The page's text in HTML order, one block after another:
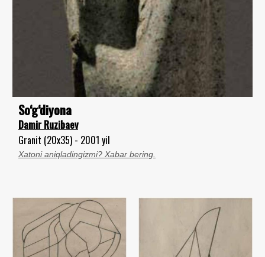
So‘g‘diyona
Damir Ruzibaev
Granit (20x35) - 2001 yil
Xatoni aniqladingizmi? Xabar bering.